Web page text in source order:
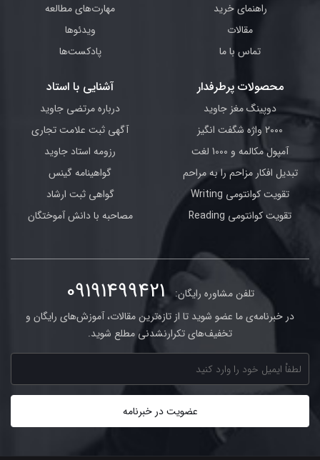
راهنمای خرید
مقالات
تماس با ما
مهارت‌های مطالعه
ویدئوها
پادکست‌ها
محصولات پرطرفدار
دوپینگ مغز جاوید
2000 واژه شگفت انگیز
آمپول مکالمه و 1000 لغت
تبدیل افکار مزاحم را به مراحم
تقویت کوانتومی Writing
تقویت کوانتومی Reading
آشنایی با استاد
درباره مرتضی جاوید
آگهی ثبت علامت تجاری
رزومه استاد جاوید
گواهینامه گینس
گواهی ثبت ارشاد
مصاحبه با دانش آموختگان
تلفن مشاوره رایگان: 09191499421
در خبرنامه‌ی ما عضو شوید تا از تازه‌ترین مقالات، آموزش‌های رایگان و
تخفیف‌های تکرارنشدنی مطلع شوید.